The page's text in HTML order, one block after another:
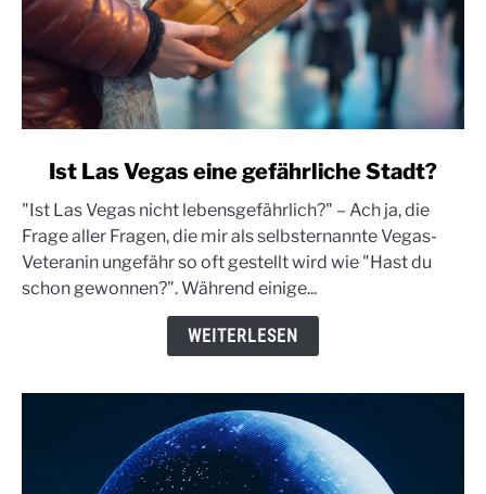
Ist
Las
Vegas
eine
Ist Las Vegas eine gefährliche Stadt?
"Ist Las Vegas nicht lebensgefährlich?" – Ach ja, die
Frage aller Fragen, die mir als selbsternannte Vegas-
Veteranin ungefähr so oft gestellt wird wie "Hast du
schon gewonnen?". Während einige...
WEITERLESEN